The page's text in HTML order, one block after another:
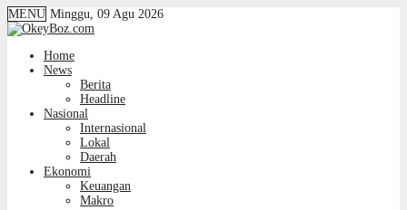
MENU Minggu, 09 Agu 2026
Home
News
Berita
Headline
Nasional
Internasional
Lokal
Daerah
Ekonomi
Keuangan
Makro